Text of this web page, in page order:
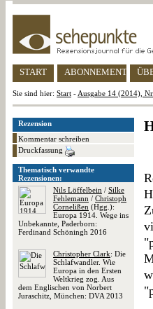
START ABONNEMENT
Sie sind hier: Start - Ausgabe 14 (2014),
Rezension
Kommentar schreiben
Druckfassung
Thematisch verwandte
Rezensionen:
Nils Löffelbein / Silke
Fehlemann / Christoph
Cornelißen (Hgg.):
Europa 1914. Wege ins
Unbekannte, Paderborn:
Ferdinand Schöningh 2016
Christopher Clark: Die
Schlafwandler. Wie
Europa in den Ersten
Weltkrieg zog. Aus
dem Englischen von Norbert
Juraschitz, München: DVA 2013